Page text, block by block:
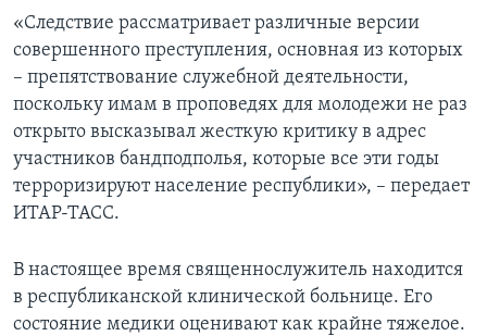
«Следствие рассматривает различные версии
совершенного преступления, основная из которых
– препятствование служебной деятельности,
поскольку имам в проповедях для молодежи не раз
открыто высказывал жесткую критику в адрес
участников бандподполья, которые все эти годы
терроризируют население республики», – передает
ИТАР-ТАСС.
В настоящее время священнослужитель находится
в республиканской клинической больнице. Его
состояние медики оценивают как крайне тяжелое.